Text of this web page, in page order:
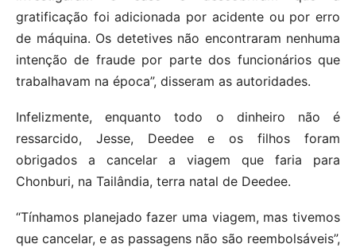
gratificação foi adicionada por acidente ou por erro
de máquina. Os detetives não encontraram nenhuma
intenção de fraude por parte dos funcionários que
trabalhavam na época”, disseram as autoridades.
Infelizmente, enquanto todo o dinheiro não é
ressarcido, Jesse, Deedee e os filhos foram
obrigados a cancelar a viagem que faria para
Chonburi, na Tailândia, terra natal de Deedee.
“Tínhamos planejado fazer uma viagem, mas tivemos
que cancelar, e as passagens não são reembolsáveis”,